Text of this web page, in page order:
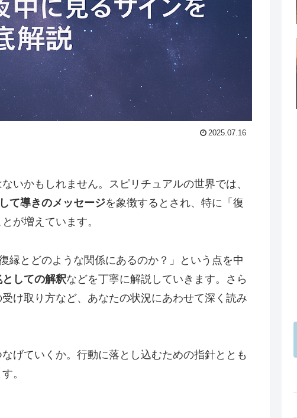
2025.07.16
いかもしれません。スピリチュアルの世界では、
て導きのメッセージを象徴するとされ、特に「復
が増えています。
縁とどのような関係にあるのか？」という点を中
しての解釈などを丁寧に解説していきます。さら
け取り方など、あなたの状況にあわせて深く読み
げていくか。行動に落とし込むための指針ととも
。